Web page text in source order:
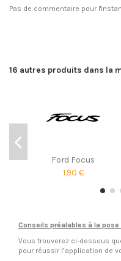
Pas de commentaire pour
16 autres produits dans la
Ford Focus
1,90 €
Conseils préalables à la
Vous trouverez ci-dessous
pour réussir l’application de